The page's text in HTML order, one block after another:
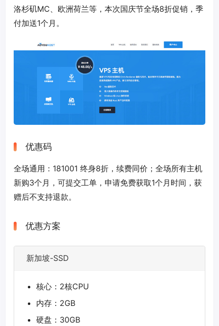
洛杉矶MC、欧洲荷兰等，本次国庆节全场8折促销，季
付加送1个月。
优惠码
全场通用： 181001 终身8折，续费同价；全场所有主机
新购3个月，可提交工单，申请免费获取1个月时间，获
赠后不支持退款。
优惠方案
新加坡-SSD
核心：2核CPU
内存：2GB
硬盘：30GB